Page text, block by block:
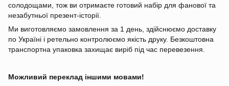
солодощами, тож ви отримаєте готовий набір для фанової та
незабутньої презент-історії.
Ми виготовляємо замовлення за 1 день, здійснюємо доставку
по Україні і ретельно контролюємо якість друку. Безкоштовна
транспортна упаковка захищає виріб під час перевезення.
Можливий переклад іншими мовами!